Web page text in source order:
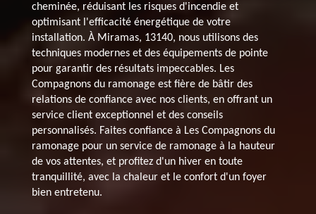
cheminée, réduisant les risques d'incendie et
optimisant l'efficacité énergétique de votre
installation. À Miramas, 13140, nous utilisons des
techniques modernes et des équipements de pointe
pour garantir des résultats impeccables. Les
Compagnons du ramonage est fière de bâtir des
relations de confiance avec nos clients, en offrant un
service client exceptionnel et des conseils
personnalisés. Faites confiance à Les Compagnons du
ramonage pour un service de ramonage à la hauteur
de vos attentes, et profitez d'un hiver en toute
tranquillité, avec la chaleur et le confort d'un foyer
bien entretenu.